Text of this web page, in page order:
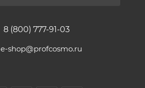
8 (800) 777-91-03
e-shop@profcosmo.ru